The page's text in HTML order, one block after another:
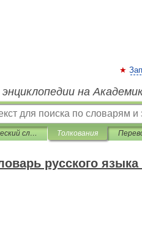
на
Этимологический словарь русского языка Семенова Толкования
русского